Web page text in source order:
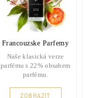
Francouzske Parfemy
Naše klasická verze
parfému s 22% obsahem
parfému.
ZOBRAZIT